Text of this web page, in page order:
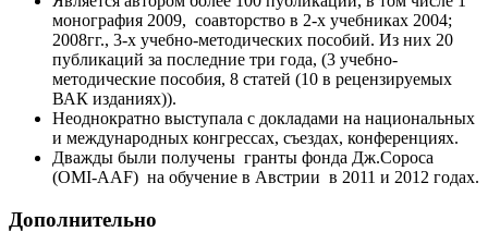
монография 2009, соавторство в 2-х учебниках 2004;
2008гг., 3-х учебно-методических пособий. Из них 20
публикаций за последние три года, (3 учебно-
методические пособия, 8 статей (10 в рецензируемых
ВАК изданиях)).
Неоднократно выступала с докладами на национальных
и международных конгрессах, съездах, конференциях.
Дважды были получены гранты фонда Дж.Сороса
(OMI-AAF) на обучение в Австрии в 2011 и 2012 годах.
Дополнительно